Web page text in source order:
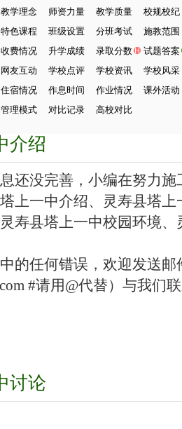
教学理念 师资力量 教学质量
校规校纪
特色课程 班级设置 分班考试
施教范围
收费情况 升学成绩 录取分数
试题答案
网友互动 学校点评 学校资讯
学校风采
住宿情况 作息时间 作业情况
课外活动
管理模式 对比记录 高校对比
介绍
还没完善，小编在努力施
上一中介绍、灵寿县塔
寿县塔上一中校园环境
的任何错误，欢迎发送邮
#请用@代替）与我们
讨论